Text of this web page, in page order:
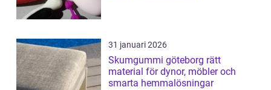
31 januari 2026
Skumgummi göteborg rätt
material för dynor, möbler och
smarta hemmalösningar